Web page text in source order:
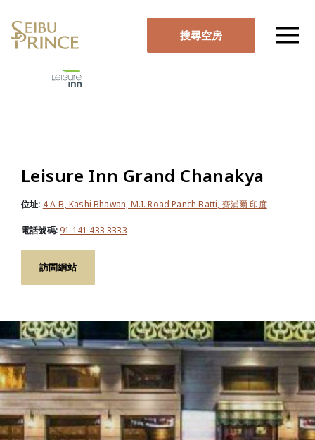
搜尋空房
Leisure Inn Grand Chanakya
位址: 4 A-B, Kashi Bhawan, M.I. Road Panch Batti, 齋浦爾 印度
電話號碼: 91 141 433 3333
訪問網站